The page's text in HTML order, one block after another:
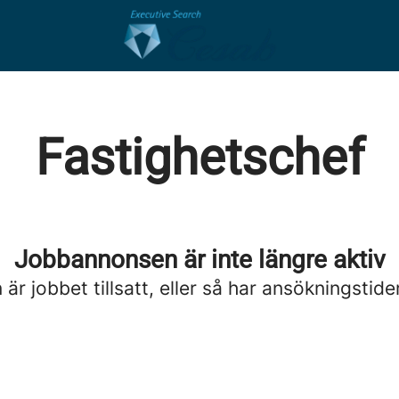
Fastighetschef
Jobbannonsen är inte längre aktiv
är jobbet tillsatt, eller så har